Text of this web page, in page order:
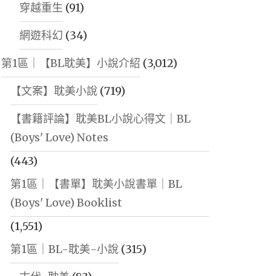
穿越重生 (91)
網遊科幻 (34)
第1區｜【BL耽美】小說介紹 (3,012)
【文案】耽美小說(719)
【書籍評論】耽美BL小說心得文｜BL
(Boys' Love) Notes
(443)
第1區｜【書單】耽美小說書單｜BL
(Boys' Love) Booklist
(1,551)
第1區｜BL-耽美-小說(315)